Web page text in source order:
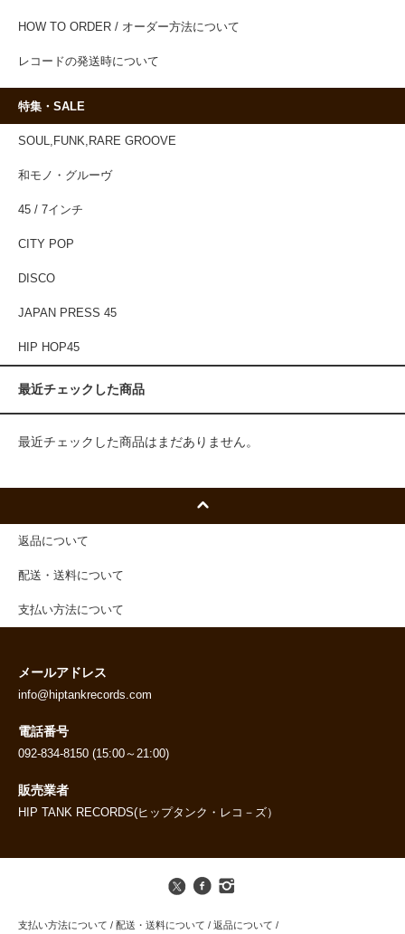
HOW TO ORDER / オーダー方法について
レコードの発送時について
特集・SALE
SOUL,FUNK,RARE GROOVE
和モノ・グルーヴ
45 / 7インチ
CITY POP
DISCO
JAPAN PRESS 45
HIP HOP45
最近チェックした商品
最近チェックした商品はまだありません。
返品について
配送・送料について
支払い方法について
メールアドレス
info@hiptankrecords.com
電話番号
092-834-8150 (15:00～21:00)
販売業者
HIP TANK RECORDS(ヒップタンク・レコ－ズ）
支払い方法について / 配送・送料について / 返品について /